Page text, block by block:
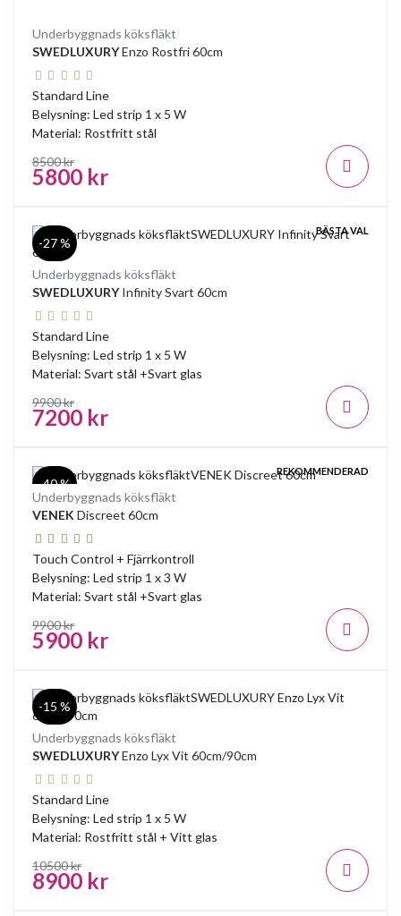
hela spishällens yta, vilket ger bästa kontroll över den
Underbyggnads köksfläkt
SWEDLUXURYEnzo Rostfri 60cm
5800 kr
8500 kr
Standard Line
Belysning: Led strip 1 x 5 W
Material: Rostfritt stål
BÄSTA VAL
-27 %
Underbyggnads köksfläkt
SWEDLUXURY Infinity Svart 60cm
7200 kr
9900 kr
Standard Line
Belysning: Led strip 1 x 5 W
Material: Svart stål +Svart glas
REKOMMENDERAD
-40 %
Underbyggnads köksfläkt
VENEK Discreet 60cm
5900 kr
9900 kr
Touch Control + Fjärrkontroll
Belysning: Led strip 1 x 3 W
Material: Svart stål +Svart glas
-15 %
Underbyggnads köksfläkt
SWEDLUXURYEnzo Lyx Vit 60cm/90cm
8900 kr
10500 kr
Standard Line
Belysning: Led strip 1 x 5 W
Material: Rostfritt stål + Vitt glas